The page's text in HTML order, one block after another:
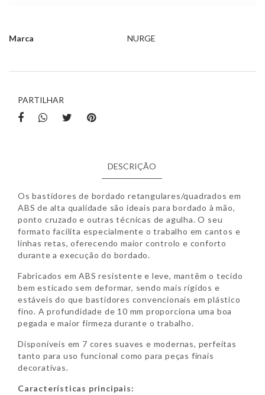
Marca
NURGE
PARTILHAR
DESCRIÇÃO
Os bastidores de bordado retangulares/quadrados em
ABS de alta qualidade são ideais para bordado à mão,
ponto cruzado e outras técnicas de agulha. O seu
formato facilita especialmente o trabalho em cantos e
linhas retas, oferecendo maior controlo e conforto
durante a execução do bordado.
Fabricados em ABS resistente e leve, mantêm o tecido
bem esticado sem deformar, sendo mais rígidos e
estáveis do que bastidores convencionais em plástico
fino. A profundidade de 10 mm proporciona uma boa
pegada e maior firmeza durante o trabalho.
Disponíveis em 7 cores suaves e modernas, perfeitas
tanto para uso funcional como para peças finais
decorativas.
Características principais: